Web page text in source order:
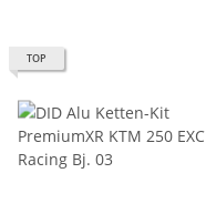
TOP